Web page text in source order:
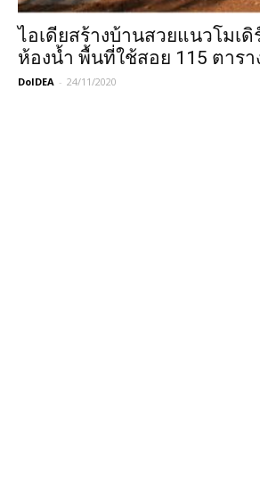
ไอเดียสร้างบ้านสวยแนวโมเ
ห้องน้ำ พื้นที่ใช้สอย 115 ตารา
DoIDEA - 24/11/2020